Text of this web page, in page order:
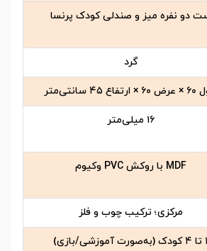
دو نفره میز و صندلی کودک پرنسا
گرد
۴۵ سانتی‌متر
۱۶ میلی‌متر
MDF با روکش PVC وکیوم
مرکزی؛ ترکیب چوب و فلز
۱ تا ۴ کودک (به‌صورت آموزشی/بازی)